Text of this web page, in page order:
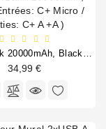
PowerBank 20000mAh, Black (Entrées: C+ Micro / Sorties: C+ A +A )
34,99 €